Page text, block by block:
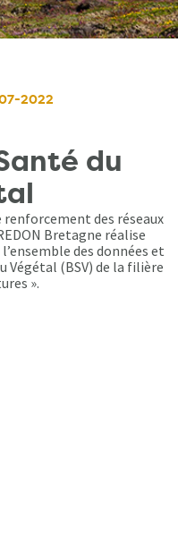
2022
du
renforcement des réseaux
Bretagne réalise
des données et
Végétal (BSV) de la filière
».